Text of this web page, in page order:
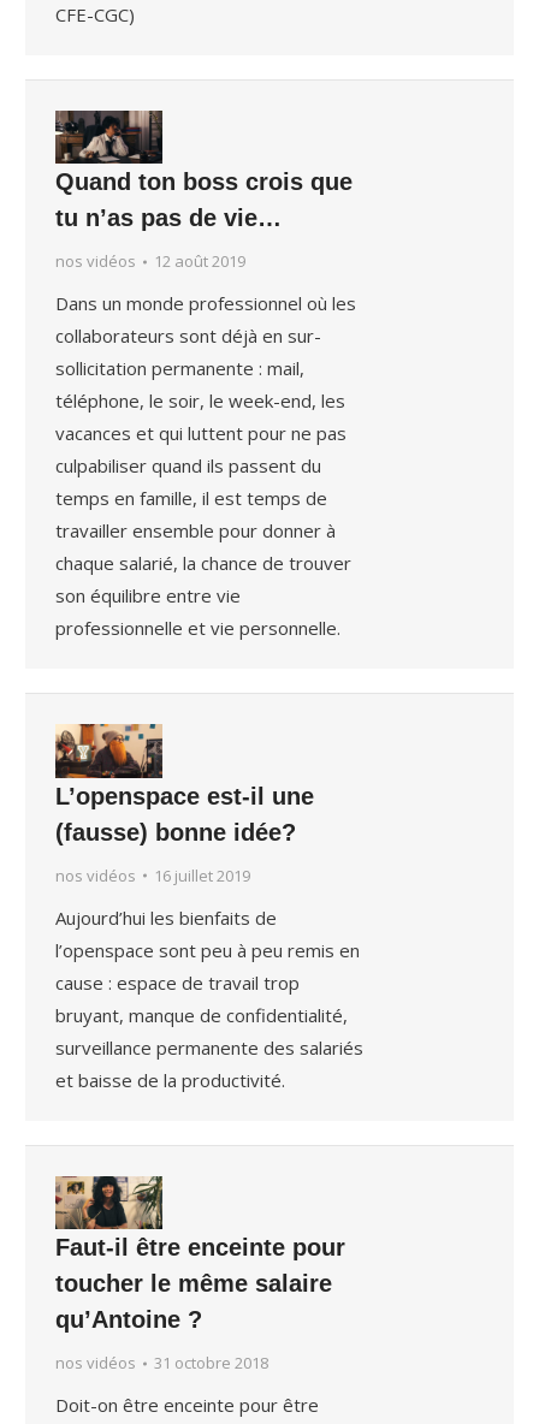
CFE-CGC)
Quand ton boss crois que
tu n’as pas de vie…
nos vidéos 12 août 2019
Dans un monde professionnel où les
collaborateurs sont déjà en sur-
sollicitation permanente : mail,
téléphone, le soir, le week-end, les
vacances et qui luttent pour ne pas
culpabiliser quand ils passent du
temps en famille, il est temps de
travailler ensemble pour donner à
chaque salarié, la chance de trouver
son équilibre entre vie
professionnelle et vie personnelle.
L’openspace est-il une
(fausse) bonne idée?
nos vidéos 16 juillet 2019
Aujourd’hui les bienfaits de
l’openspace sont peu à peu remis en
cause : espace de travail trop
bruyant, manque de confidentialité,
surveillance permanente des salariés
et baisse de la productivité.
Faut-il être enceinte pour
toucher le même salaire
qu’Antoine ?
nos vidéos 31 octobre 2018
Doit-on être enceinte pour être